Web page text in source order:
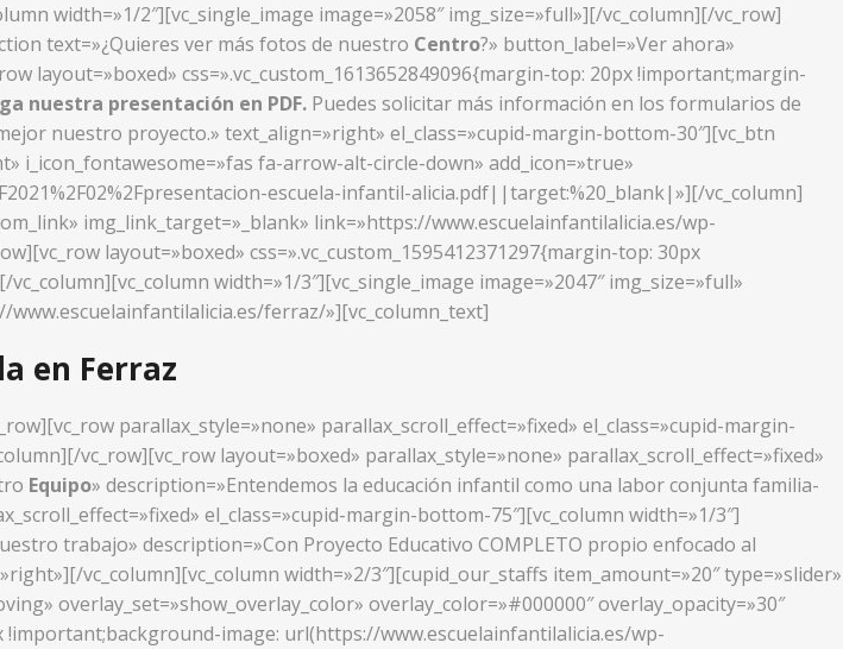
width=»1/2″][vc_single_image image=»2058″ img_size=»full»][/vc_column][/vc_row]
text=»¿Quieres ver más fotos de nuestro Centro?» button_label=»Ver ahora»
layout=»boxed» css=».vc_custom_1613652849096{margin-top: 20px !important;margin-
nuestra presentación en PDF. Puedes solicitar más información en los formularios de
nuestro proyecto.» text_align=»right» el_class=»cupid-margin-bottom-30″][vc_btn
i_icon_fontawesome=»fas fa-arrow-alt-circle-down» add_icon=»true»
escuela-infantil-alicia.pdf||target:%20_blank|»][/vc_column]
img_link_target=»_blank» link=»https://www.escuelainfantilalicia.es/wp-
layout=»boxed» css=».vc_custom_1595412371297{margin-top: 30px
width=»1/3″][vc_single_image image=»2047″ img_size=»full»
www.escuelainfantilalicia.es/ferraz/»][vc_column_text]
en Ferraz
parallax_style=»none» parallax_scroll_effect=»fixed» el_class=»cupid-margin-
vc_row][vc_row layout=»boxed» parallax_style=»none» parallax_scroll_effect=»fixed»
Equipo» description=»Entendemos la educación infantil como una labor conjunta familia-
el_class=»cupid-margin-bottom-75″][vc_column width=»1/3″]
trabajo» description=»Con Proyecto Educativo COMPLETO propio enfocado al
vc_column][vc_column width=»2/3″][cupid_our_staffs item_amount=»20″ type=»slider»
overlay_set=»show_overlay_color» overlay_color=»#000000″ overlay_opacity=»30″
image: url(https://www.escuelainfantilalicia.es/wp-